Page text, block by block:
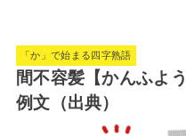
「か」で始まる四字熟語
間不容髪【かんふよ
例文（出典）